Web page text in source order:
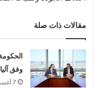
مقالات ذات صلة
وفق
7 أغسطس، 2026